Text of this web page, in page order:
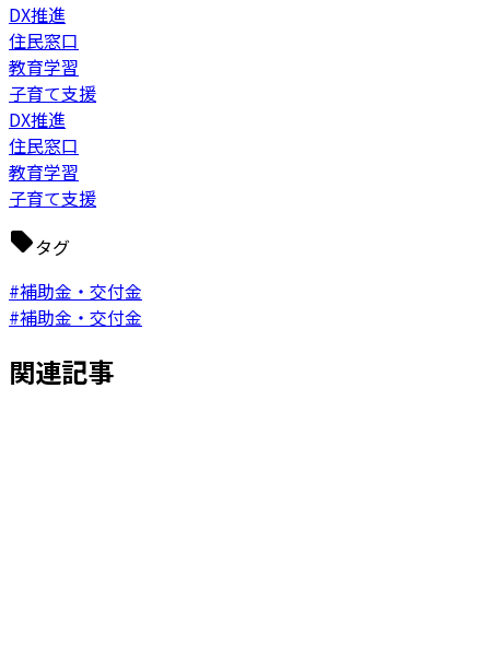
DX推進
住民窓口
教育学習
子育て支援
DX推進
住民窓口
教育学習
子育て支援
タグ
#補助金・交付金
#補助金・交付金
関連記事